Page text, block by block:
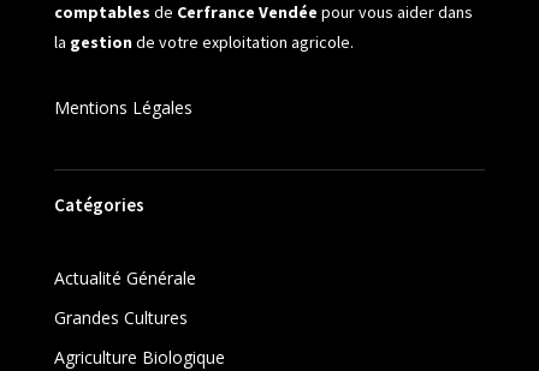
comptables de Cerfrance Vendée pour vous aider dans
la gestionde votre exploitation agricole.
Mentions Légales
Catégories
Actualité Générale
Grandes Cultures
Agriculture Biologique